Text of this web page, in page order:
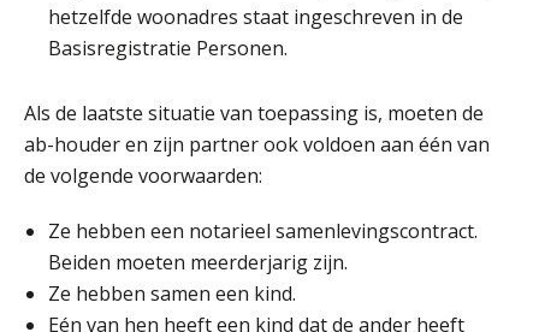
hetzelfde woonadres staat ingeschreven in de
Basisregistratie Personen.
Als de laatste situatie van toepassing is, moeten de
ab-houder en zijn partner ook voldoen aan één van
de volgende voorwaarden:
Ze hebben een notarieel samenlevingscontract.
Beiden moeten meerderjarig zijn.
Ze hebben samen een kind.
Eén van hen heeft een kind dat de ander heeft